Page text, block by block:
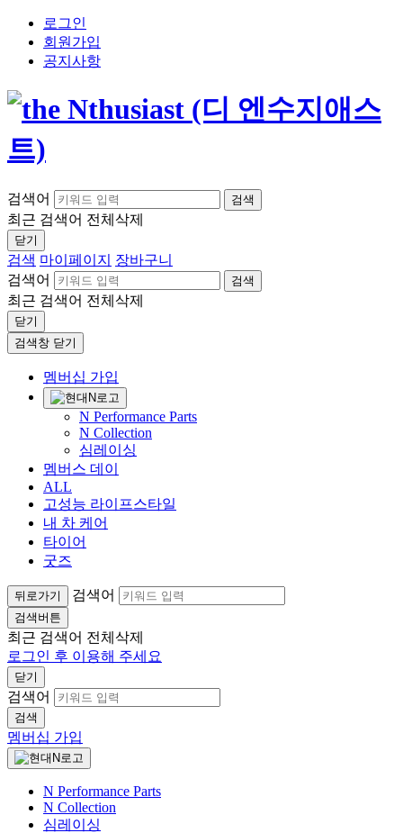
로그인
회원가입
공지사항
검색어 검색
최근 검색어 전체삭제
닫기
검색 마이페이지
장바구니
검색어
검색
최근 검색어 전체삭제
닫기
검색창 닫기
멤버십 가입
N Performance Parts
N Collection
심레이싱
멤버스 데이
ALL
고성능 라이프스타일
내 차 케어
타이어
굿즈
뒤로가기 검색어
검색버튼
최근 검색어 전체삭제
로그인 후 이용해 주세요
닫기
검색어
검색
멤버십 가입
N Performance Parts
N Collection
심레이싱